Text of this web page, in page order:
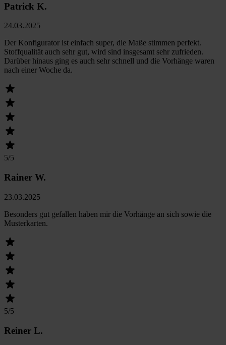
Patrick K.
24.03.2025
Der Konfigurator ist einfach super, die Maße stimmen perfekt.
Stoffqualität auch sehr gut, wird sind insgesamt sehr zufrieden.
Darüber hinaus ging es auch sehr schnell und die Vorhänge waren
nach einer Woche da.
5/5
Rainer W.
23.03.2025
Besonders gut gefallen haben mir die Vorhänge an sich sowie die
Musterkarten.
5/5
Reiner L.